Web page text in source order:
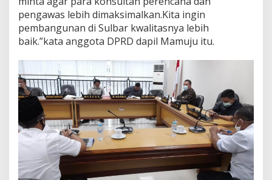
a
i
k
pengawas lebih dimaksimalkan.Kita ingin
pembangunan di Sulbar kwalitasnya lebih
baik.”kata anggota DPRD dapil Mamuju itu.